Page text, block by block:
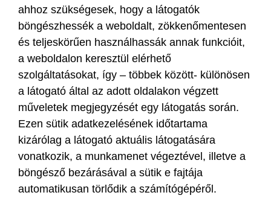
ahhoz szükségesek, hogy a látogatók
böngészhessék a weboldalt, zökkenőmentesen
és teljeskörűen használhassák annak funkcióit,
a weboldalon keresztül elérhető
szolgáltatásokat, így – többek között- különösen
a látogató által az adott oldalakon végzett
műveletek megjegyzését egy látogatás során.
Ezen sütik adatkezelésének időtartama
kizárólag a látogató aktuális látogatására
vonatkozik, a munkamenet végeztével, illetve a
böngésző bezárásával a sütik e fajtája
automatikusan törlődik a számítógépéről.